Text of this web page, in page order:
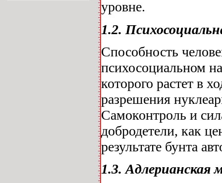
уровне.
1.2.
Способность
психосоциальном
которого растет в
разрешения
Самоконтроль и
добродетели, как
результате бунта
1.3. Адлерианская